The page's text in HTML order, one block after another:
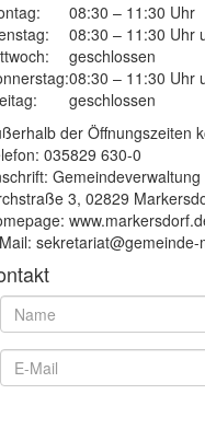
08:30 – 11:30 Uhr
08:30 – 11:30 Uhr
geschlossen
08:30 – 11:30 Uhr
geschlossen
der Öffnungszeiten
035829 630-0
3, 02829